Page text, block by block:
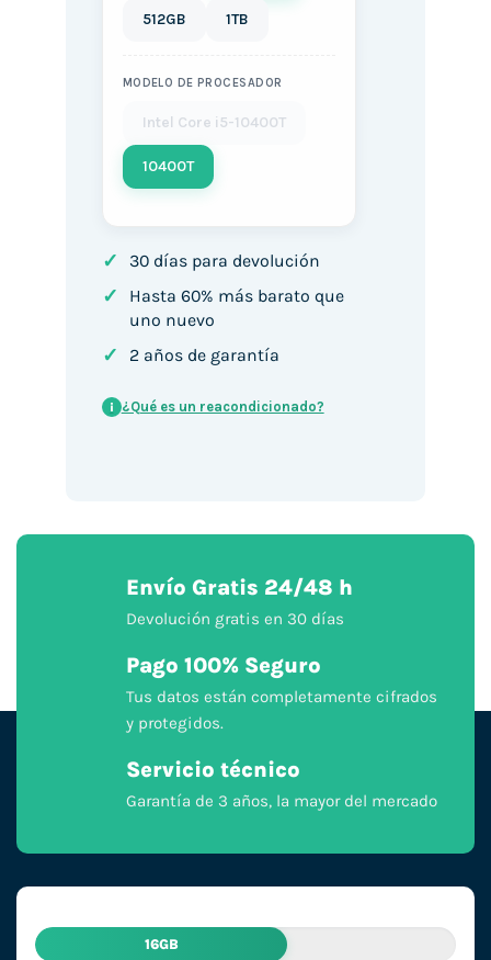
512GB 1TB
MODELO DE PROCESADOR
Intel Core i5-10400T
10400T
✓ 30 días para devolución
✓
Hasta 60% más barato que
uno nuevo
✓ 2 años de garantía
i ¿Qué es un reacondicionado?
Envío Gratis 24/48 h
Devolución gratis en 30 días
Pago 100% Seguro
Tus datos están completamente cifrados
y protegidos.
Servicio técnico
Garantía de 3 años, la mayor del mercado
16GB